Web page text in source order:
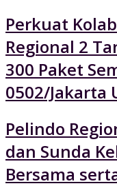
Perkuat
Regional 2
300 Paket
0502/Jakarta
Pelindo
dan Sunda
Bersama